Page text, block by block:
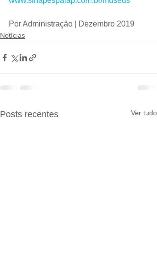
Por Administração | Dezembro 2019
Notícias
Posts recentes Ver tudo